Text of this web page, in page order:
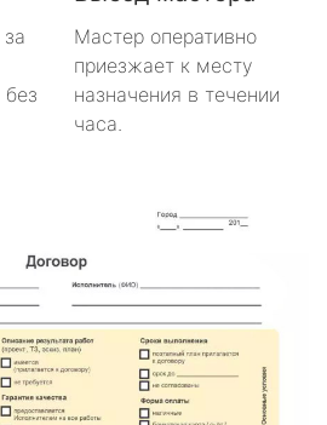
без
Мастер оперативно
приезжает к месту
назначения в течении
часа.